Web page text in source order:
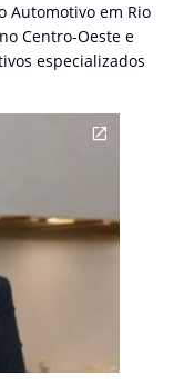
Automotivo em Rio
Centro-Oeste e
especializados